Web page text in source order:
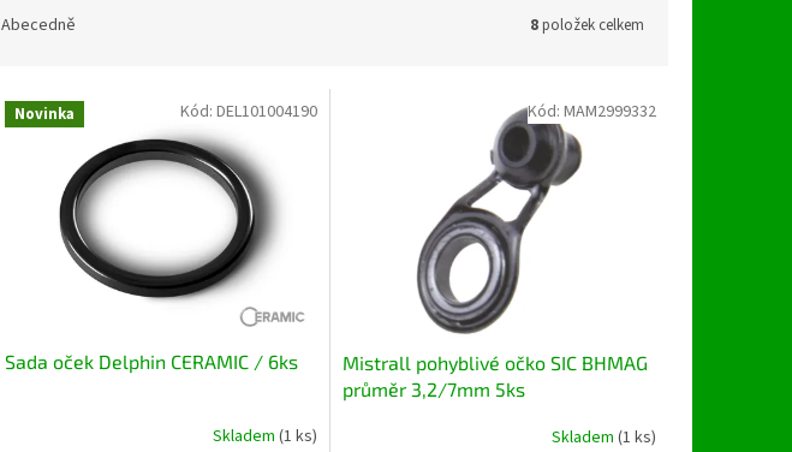
Abecedně 8položek celkem
Novinka
Sada oček Delphin CERAMIC / 6ks
Skladem (1 ks)
Kód: DEL101004190
Mistrall pohyblivé očko SIC BHMAG
průměr 3,2/7mm 5ks
Skladem (1 ks)
Kód: MAM2999332